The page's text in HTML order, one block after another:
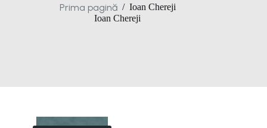
Prima pagină / Ioan Chereji
Ioan Chereji